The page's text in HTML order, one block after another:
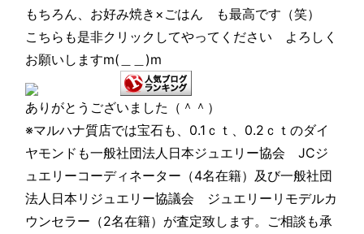
もちろん、お好み焼き×ごはん も最高です（笑）
こちらも是非クリックしてやってください よろしく
お願いしますm(＿＿)m
ありがとうございました（＾＾）
※マルハナ質店では宝石も、0.1ｃｔ、0.2ｃｔのダイ
ヤモンドも一般社団法人日本ジュエリー協会 JCジ
ュエリーコーディネーター（4名在籍）及び一般社団
法人日本リジュエリー協議会 ジュエリーリモデルカ
ウンセラー（2名在籍）が査定致します。ご相談も承